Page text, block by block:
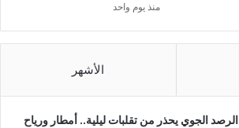
منذ يوم واحد
الأشهر
الرصد الجوي يحذر من تقلبات ليلية.. أمطار ورياح